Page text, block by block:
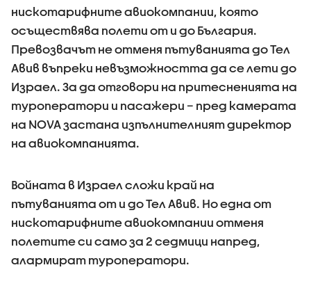
нискотарифните авиокомпании, която
осъществява полети от и до България.
Превозвачът не отменя пътуванията до Тел
Авив въпреки невъзможността да се лети до
Израел. За да отговори на притесненията на
туроператори и пасажери – пред камерата
на NOVA застана изпълнителният директор
на авиокомпанията.
Войната в Израел сложи край на
пътуванията от и до Тел Авив. Но една от
нискотарифните авиокомпании отменя
полетите си само за 2 седмици напред,
алармират туроператори.